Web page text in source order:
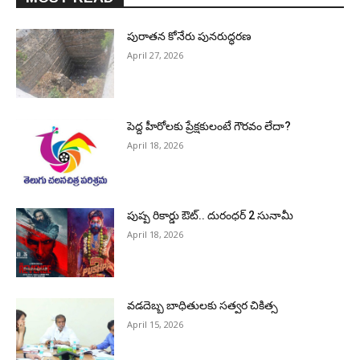
పురాత‌న కోనేరు పున‌రుద్ధ‌ర‌ణ
April 27, 2026
పెద్ద హీరోల‌కు ప్రేక్ష‌కులంటే గౌర‌వం లేదా?
April 18, 2026
పుష్ప రికార్డు ఔట్‌.. దురంధ‌ర్ 2 సునామీ
April 18, 2026
వడదెబ్బ బాధితులకు సత్వర చికిత్స
April 15, 2026